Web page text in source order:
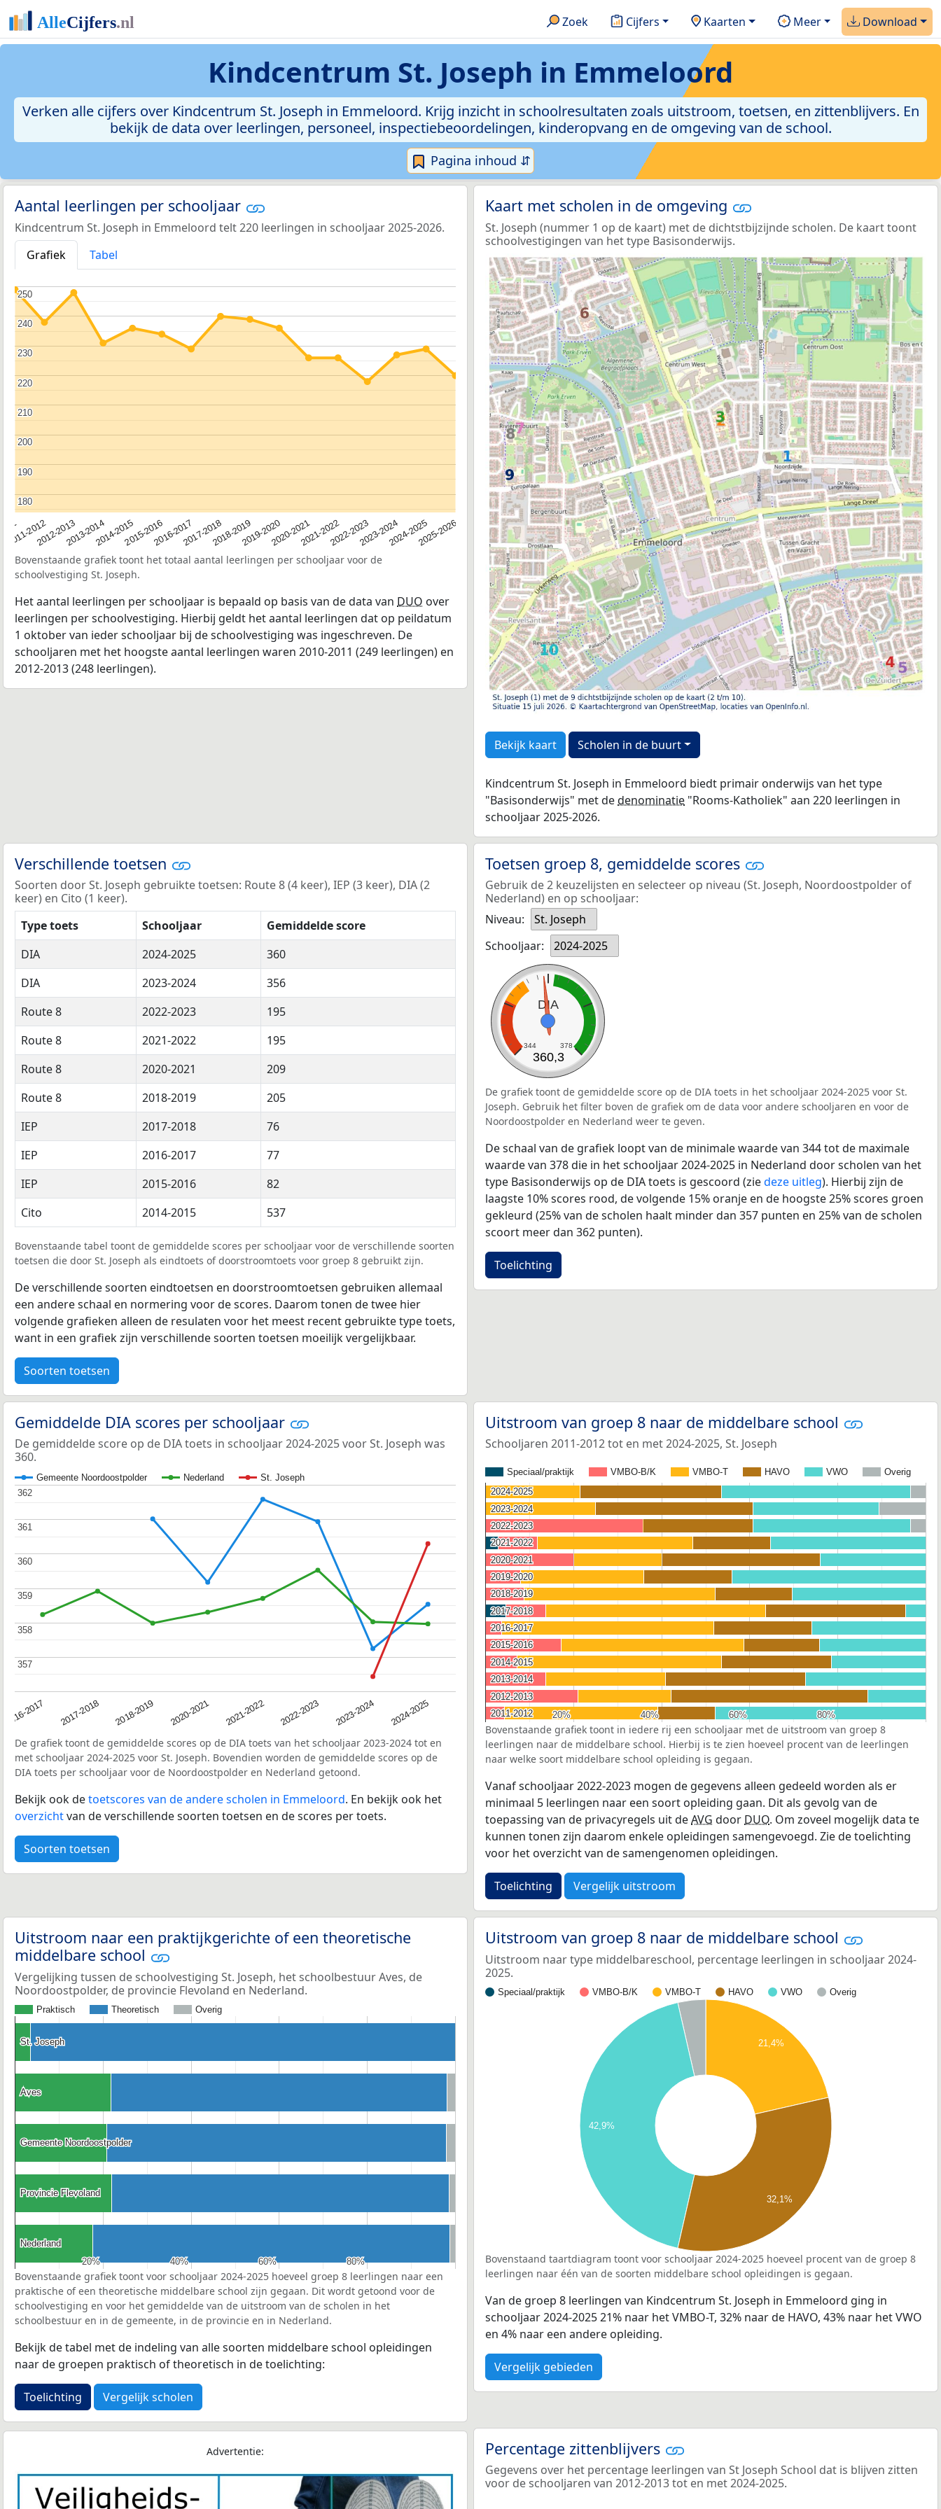
Zoek Cijfers Kaarten Meer Download
Kindcentrum St. Joseph in Emmeloord
Verken alle cijfers over Kindcentrum St. Joseph in Emmeloord. Krijg inzicht in schoolresultaten zoals uitstroom, toetsen, en zittenblijvers. En
bekijk de data over leerlingen, personeel, inspectiebeoordelingen, kinderopvang en de omgeving van de school.
Pagina inhoud ⇵
Aantal leerlingen per schooljaar
Kindcentrum St. Joseph in Emmeloord telt 220 leerlingen in schooljaar 2025-2026.
Grafiek
Tabel
2011-20122012-20132013-20142014-20152015-20162016-20172017-20182018-20192019-20202020-20212021-20222022-20232023-20242024-20252025-2026
180
180
190
190
200
200
210
210
220
220
230
230
240
240
250
250
Bovenstaande grafiek toont het totaal aantal leerlingen per schooljaar voor de
schoolvestiging St. Joseph.
Het aantal leerlingen per schooljaar is bepaald op basis van de data van DUO over
leerlingen per schoolvestiging. Hierbij geldt het aantal leerlingen dat op peildatum
1 oktober van ieder schooljaar bij de schoolvestiging was ingeschreven. De
schooljaren met het hoogste aantal leerlingen waren 2010-2011 (249 leerlingen) en
2012-2013 (248 leerlingen).
Kaart met scholen in de omgeving
St. Joseph (nummer 1 op de kaart) met de dichtstbijzijnde scholen. De kaart toont
schoolvestigingen van het type Basisonderwijs.
Bekijk kaart Scholen in de buurt
Kindcentrum St. Joseph in Emmeloord biedt primair onderwijs van het type
"Basisonderwijs" met dedenominatie "Rooms-Katholiek" aan 220 leerlingen in
schooljaar 2025-2026.
Verschillende toetsen
Soorten door St. Joseph gebruikte toetsen: Route 8 (4 keer), IEP (3 keer), DIA (2
keer) en Cito (1 keer).
Type toets
Schooljaar
Gemiddelde score
DIA
2024-2025
360
DIA
2023-2024
356
Route 8
2022-2023
195
Route 8
2021-2022
195
Route 8
2020-2021
209
Route 8
2018-2019
205
IEP
2017-2018
76
IEP
2016-2017
77
IEP
2015-2016
82
Cito
2014-2015 537
Bovenstaande tabel toont de gemiddelde scores per schooljaar voor de verschillende soorten
toetsen die door St. Joseph als eindtoets of doorstroomtoets voor groep 8 gebruikt zijn.
De verschillende soorten eindtoetsen en doorstroomtoetsen gebruiken allemaal
een andere schaal en normering voor de scores. Daarom tonen de twee hier
volgende grafieken alleen de resulaten voor het meest recent gebruikte type toets,
want in een grafiek zijn verschillende soorten toetsen moeilijk vergelijkbaar.
Soorten toetsen
Toetsen groep 8, gemiddelde scores
Gebruik de 2 keuzelijsten en selecteer op niveau (St. Joseph, Noordoostpolder of
Nederland) en op schooljaar:
Niveau:
St. Joseph
Schooljaar:
2024-2025
DIA
344 378
360,3
De grafiek toont de gemiddelde score op de DIA toets in het schooljaar 2024-2025 voor St.
Joseph. Gebruik het filter boven de grafiek om de data voor andere schooljaren en voor de
Noordoostpolder en Nederland weer te geven.
De schaal van de grafiek loopt van de minimale waarde van 344 tot de maximale
waarde van 378 die in het schooljaar 2024-2025 in Nederland door scholen van het
type Basisonderwijs op de DIA toets is gescoord (ziedeze uitleg). Hierbij zijn de
laagste 10% scores rood, de volgende 15% oranje en de hoogste 25% scores groen
gekleurd (25% van de scholen haalt minder dan 357 punten en 25% van de scholen
scoort meer dan 362 punten).
Toelichting
Gemiddelde DIA scores per schooljaar
De gemiddelde score op de DIA toets in schooljaar 2024-2025 voor St. Joseph was
360.
Gemeente Noordoostpolder Nederland St. Joseph
2016-2017 2017-2018 2018-2019 2020-2021 2021-2022 2022-2023 2023-2024 2024-2025
357
357
358
358
359
359
360
360
361
361
362
362
De grafiek toont de gemiddelde scores op de DIA toets van het schooljaar 2023-2024 tot en
met schooljaar 2024-2025 voor St. Joseph. Bovendien worden de gemiddelde scores op de
DIA toets per schooljaar voor de Noordoostpolder en Nederland getoond.
Bekijk ook detoetscores van de andere scholen in Emmeloord. En bekijk ook het
overzichtvan de verschillende soorten toetsen en de scores per toets.
Soorten toetsen
Uitstroom van groep 8 naar de middelbare school
Schooljaren 2011-2012 tot en met 2024-2025, St. Joseph
Speciaal/praktijk VMBO-B/K VMBO-T HAVO VWO Overig
20%
20% 40%
40% 60%
60% 80%
80%
2024-2025
2024-2025
2023-2024
2023-2024
2022-2023
2022-2023
2021-2022
2021-2022
2020-2021
2020-2021
2019-2020
2019-2020
2018-2019
2018-2019
2017-2018
2017-2018
2016-2017
2016-2017
2015-2016
2015-2016
2014-2015
2014-2015
2013-2014
2013-2014
2012-2013
2012-2013
2011-2012
2011-2012
Bovenstaande grafiek toont in iedere rij een schooljaar met de uitstroom van groep 8
leerlingen naar de middelbare school. Hierbij is te zien hoeveel procent van de leerlingen
naar welke soort middelbare school opleiding is gegaan.
Vanaf schooljaar 2022-2023 mogen de gegevens alleen gedeeld worden als er
minimaal 5 leerlingen naar een soort opleiding gaan. Dit als gevolg van de
toepassing van de privacyregels uit deAVG door DUO. Om zoveel mogelijk data te
kunnen tonen zijn daarom enkele opleidingen samengevoegd. Zie de toelichting
voor het overzicht van de samengenomen opleidingen.
Toelichting Vergelijk uitstroom
Uitstroom naar een praktijkgerichte of een theoretische
middelbare school
Vergelijking tussen de schoolvestiging St. Joseph, het schoolbestuur Aves, de
Noordoostpolder, de provincie Flevoland en Nederland.
Praktisch Theoretisch Overig
20%
20% 40%
40% 60%
60% 80%
80%
St. Joseph
St. Joseph
Aves
Aves
Gemeente Noordoostpolder
Gemeente Noordoostpolder
Provincie Flevoland
Provincie Flevoland
Nederland
Nederland
Bovenstaande grafiek toont voor schooljaar 2024-2025 hoeveel groep 8 leerlingen naar een
praktische of een theoretische middelbare school zijn gegaan. Dit wordt getoond voor de
schoolvestiging en voor het gemiddelde van de uitstroom van de scholen in het
schoolbestuur en in de gemeente, in de provincie en in Nederland.
Bekijk de tabel met de indeling van alle soorten middelbare school opleidingen
naar de groepen praktisch of theoretisch in de toelichting:
Toelichting Vergelijk scholen
Uitstroom van groep 8 naar de middelbare school
Uitstroom naar type middelbareschool, percentage leerlingen in schooljaar 2024-
2025.
Speciaal/praktijk VMBO-B/K VMBO-T HAVO VWO Overig
21,4%
42,9%
32,1%
Bovenstaand taartdiagram toont voor schooljaar 2024-2025 hoeveel procent van de groep 8
leerlingen naar één van de soorten middelbare school opleidingen is gegaan.
Van de groep 8 leerlingen van Kindcentrum St. Joseph in Emmeloord ging in
schooljaar 2024-2025 21% naar het VMBO-T, 32% naar de HAVO, 43% naar het VWO
en 4% naar een andere opleiding.
Vergelijk gebieden
Advertentie: Percentage zittenblijvers
Gegevens over het percentage leerlingen van St Joseph School dat is blijven zitten
voor de schooljaren van 2012-2013 tot en met 2024-2025.